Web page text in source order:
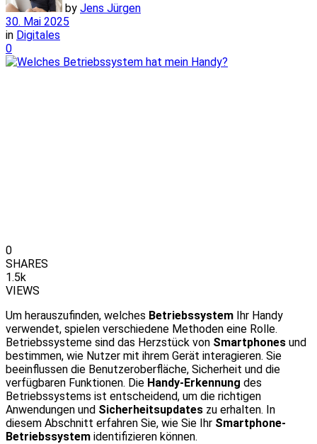
by Jens Jürgen
30. Mai 2025
in Digitales
0
0
SHARES
1.5k
VIEWS
Um herauszufinden, welches Betriebssystem Ihr Handy
verwendet, spielen verschiedene Methoden eine Rolle.
Betriebssysteme sind das Herzstück von Smartphones und
bestimmen, wie Nutzer mit ihrem Gerät interagieren. Sie
beeinflussen die Benutzeroberfläche, Sicherheit und die
verfügbaren Funktionen. Die Handy-Erkennung des
Betriebssystems ist entscheidend, um die richtigen
Anwendungen und Sicherheitsupdates zu erhalten. In
diesem Abschnitt erfahren Sie, wie Sie Ihr Smartphone-
Betriebssystem identifizieren können.